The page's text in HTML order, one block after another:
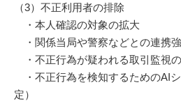
（3）不正利用者の排除
・本人確認の対象の拡大
・関係当局や警察などとの連携
・不正行為が疑われる取引監視
・不正行為を検知するためのAI
定）